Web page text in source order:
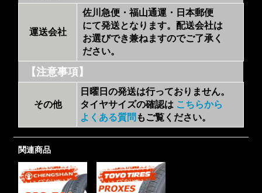
運送会社
佐川急便・福山通運・日本郵便
にて発送となります。配送会社は
お選びでき兼ねますのでご了承く
ださい。
【注意事項】
その他
日曜日の発送は行っておりません。
タイヤサイズの確認は こちらから
よくある質問 もご覧ください。
関連商品